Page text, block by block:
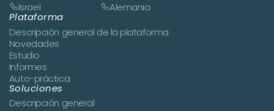
Israel Alemania
Plataforma
Descripción general de la plataforma
Novedades
Estudio
Informes
Auto-práctica
Soluciones
Descripción general